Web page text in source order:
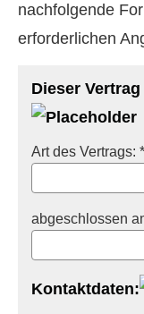
nachfolgende
erforderlichen
Dieser
Art des Vertrags: *
abgeschlossen
Kontaktdaten: